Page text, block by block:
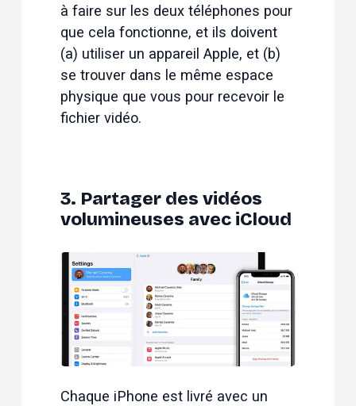
à faire sur les deux téléphones pour
que cela fonctionne, et ils doivent
(a) utiliser un appareil Apple, et (b)
se trouver dans le même espace
physique que vous pour recevoir le
fichier vidéo.
3. Partager des vidéos
volumineuses avec iCloud
Chaque iPhone est livré avec un